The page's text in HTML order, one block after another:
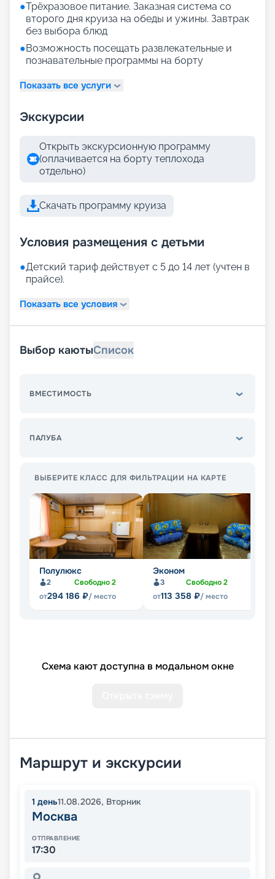
●Трёхразовое питание. Заказная система со
второго дня круиза на обеды и ужины. Завтрак
без выбора блюд
●Возможность посещать развлекательные и
познавательные программы на борту
Показать все услуги
Экскурсии
Открыть экскурсионную программу
(оплачивается на борту теплохода
отдельно)
Скачать программу круиза
Условия размещения с детьми
●Детский тариф действует с 5 до 14 лет (учтен в
прайсе).
Показать все условия
Выбор каютыСписок
ВМЕСТИМОСТЬ
ПАЛУБА
ВЫБЕРИТЕ КЛАСС ДЛЯ ФИЛЬТРАЦИИ НА КАРТЕ
Полулюкс
2 Свободно2
от294 186 ₽/ место
Эконом
3 Свободно2
от113 358 ₽/ место
Схема кают доступна в модальном окне
Маршрут и экскурсии
1 день11.08.2026, Вторник
Москва
ОТПРАВЛЕНИЕ
17:30